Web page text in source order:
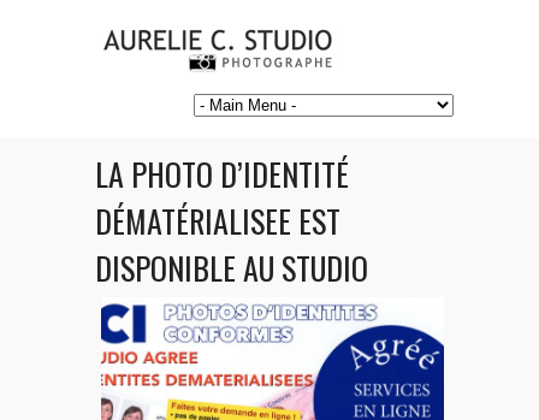
LA PHOTO D’IDENTITÉ
DÉMATÉRIALISEE EST
DISPONIBLE AU STUDIO